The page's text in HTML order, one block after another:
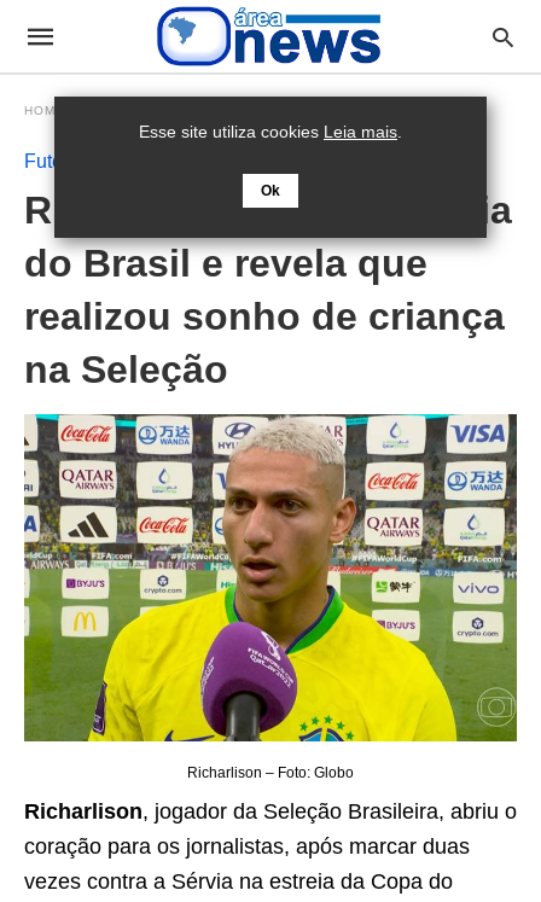
HOMEPAGE
Futebol
Richarlison celebra vitória
do Brasil e revela que
realizou sonho de criança
na Seleção
Richarlison – Foto: Globo
Richarlison, jogador da Seleção Brasileira, abriu o
coração para os jornalistas, após marcar duas
vezes contra a Sérvia na estreia da Copa do
Esse site utiliza cookies Leia mais.
Ok